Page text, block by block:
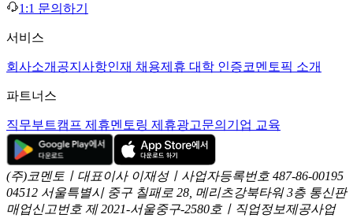
1:1 문의하기
서비스
회사소개 공지사항인재 채용제휴 대학 인증코멘토픽 소개
파트너스
직무부트캠프 제휴멘토링 제휴광고문의 기업 교육
(주)코멘토ㅣ대표이사 이재성ㅣ사업자등록번호 487-86-00195
04512 서울특별시 중구 칠패로 28, 메리츠강북타워 3층 통신판
매업신고번호 제 2021-서울중구-2580호ㅣ직업정보제공사업